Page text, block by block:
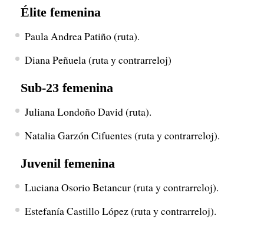
Élite femenina
Paula Andrea Patiño (ruta).
Diana Peñuela (ruta y contrarreloj)
Sub-23 femenina
Juliana Londoño David (ruta).
Natalia Garzón Cifuentes (ruta y contrarreloj).
Juvenil femenina
Luciana Osorio Betancur (ruta y contrarreloj).
Estefanía Castillo López (ruta y contrarreloj).